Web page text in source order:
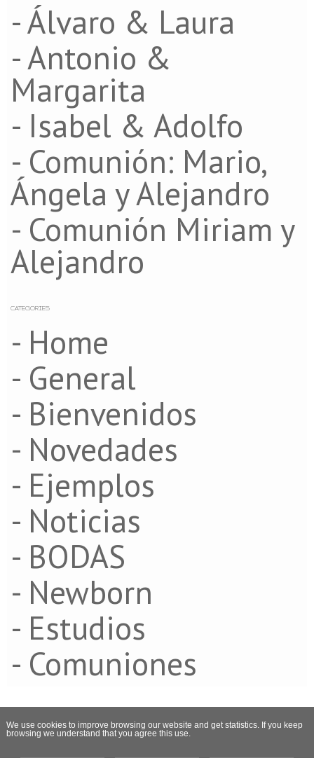
- Álvaro & Laura
- Antonio &
Margarita
- Isabel & Adolfo
- Comunión: Mario,
Ángela y Alejandro
- Comunión Miriam y
Alejandro
CATEGORIES
- Home
- General
- Bienvenidos
- Novedades
- Ejemplos
- Noticias
- BODAS
- Newborn
- Estudios
- Comuniones
We use cookies to improve browsing our website and get statistics. If you keep
browsing we understand that you agree this use.